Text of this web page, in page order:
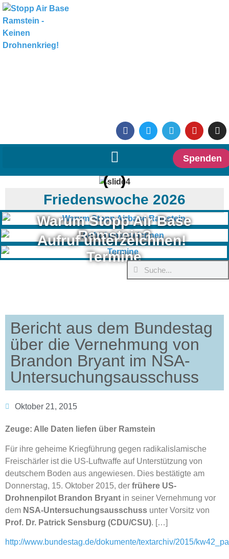
Spenden
Friedenswoche 2026
Warum Stopp Air Base
Ramstein?
Aufruf unterzeichnen!
Termine
Bericht aus dem Bundestag
über die Vernehmung von
Brandon Bryant im NSA-
Untersuchungsausschuss
Oktober 21, 2015
Zeuge: Alle Daten liefen über Ramstein
Für ihre geheime Kriegführung gegen radikalislamische
Freischärler ist die US-Luftwaffe auf Unterstützung von
deutschem Boden aus angewiesen. Dies bestätigte am
Donnerstag, 15. Oktober 2015, der frühere US-
Drohnenpilot Brandon Bryant in seiner Vernehmung vor
dem NSA-Untersuchungsausschuss unter Vorsitz von
Prof. Dr. Patrick Sensburg (CDU/CSU). […]
http://www.bundestag.de/dokumente/textarchiv/2015/